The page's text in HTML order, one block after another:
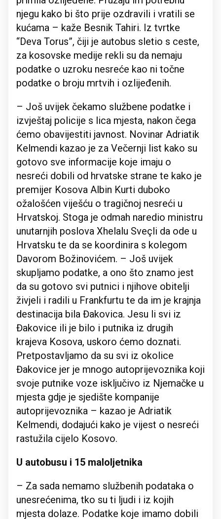
njegu kako bi što prije ozdravili i vratili se
kućama – kaže Besnik Tahiri. Iz tvrtke
“Deva Torus”, čiji je autobus sletio s ceste,
za kosovske medije rekli su da nemaju
podatke o uzroku nesreće kao ni točne
podatke o broju mrtvih i ozlijeđenih.
– Još uvijek čekamo službene podatke i
izvještaj policije s lica mjesta, nakon čega
ćemo obavijestiti javnost. Novinar Adriatik
Kelmendi kazao je za Večernji list kako su
gotovo sve informacije koje imaju o
nesreći dobili od hrvatske strane te kako je
premijer Kosova Albin Kurti duboko
ožalošćen viješću o tragičnoj nesreći u
Hrvatskoj. Stoga je odmah naredio ministru
unutarnjih poslova Xhelalu Sveçli da ode u
Hrvatsku te da se koordinira s kolegom
Davorom Božinovićem. – Još uvijek
skupljamo podatke, a ono što znamo jest
da su gotovo svi putnici i njihove obitelji
živjeli i radili u Frankfurtu te da im je krajnja
destinacija bila Đakovica. Jesu li svi iz
Đakovice ili je bilo i putnika iz drugih
krajeva Kosova, uskoro ćemo doznati.
Pretpostavljamo da su svi iz okolice
Đakovice jer je mnogo autoprijevoznika koji
svoje putnike voze isključivo iz Njemačke u
mjesta gdje je sjedište kompanije
autoprijevoznika – kazao je Adriatik
Kelmendi, dodajući kako je vijest o nesreći
rastužila cijelo Kosovo.
U autobusu i 15 maloljetnika
– Za sada nemamo službenih podataka o
unesrećenima, tko su ti ljudi i iz kojih
mjesta dolaze. Podatke koje imamo dobili